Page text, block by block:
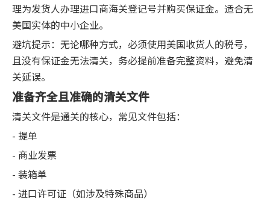
理为发货人办理进口商海关登记号并购买保证金。适合无
美国实体的中小企业。
避坑提示：无论哪种方式，必须使用美国收货人的税号，
且没有保证金无法清关，务必提前准备完整资料，避免清
关延误。
准备齐全且准确的清关文件
清关文件是通关的核心，常见文件包括：
- 提单
- 商业发票
- 装箱单
- 进口许可证（如涉及特殊商品）